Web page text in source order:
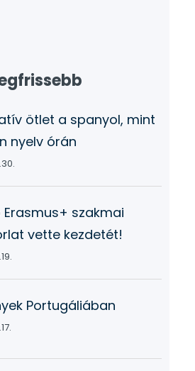
ötlet a spanyol, mint
nyelv órán
Erasmus+ szakmai
vette kezdetét!
Portugáliában